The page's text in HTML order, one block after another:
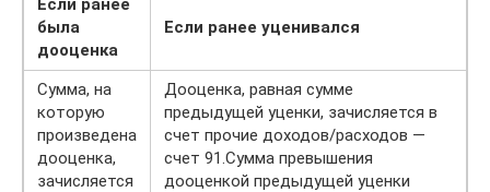
была
дооценка
Если ранее уценивался
Сумма, на
которую
произведена
дооценка,
зачисляется
Дооценка, равная сумме
предыдущей уценки, зачисляется в
счет прочие доходов/расходов —
счет 91.Сумма превышения
дооценкой предыдущей уценки